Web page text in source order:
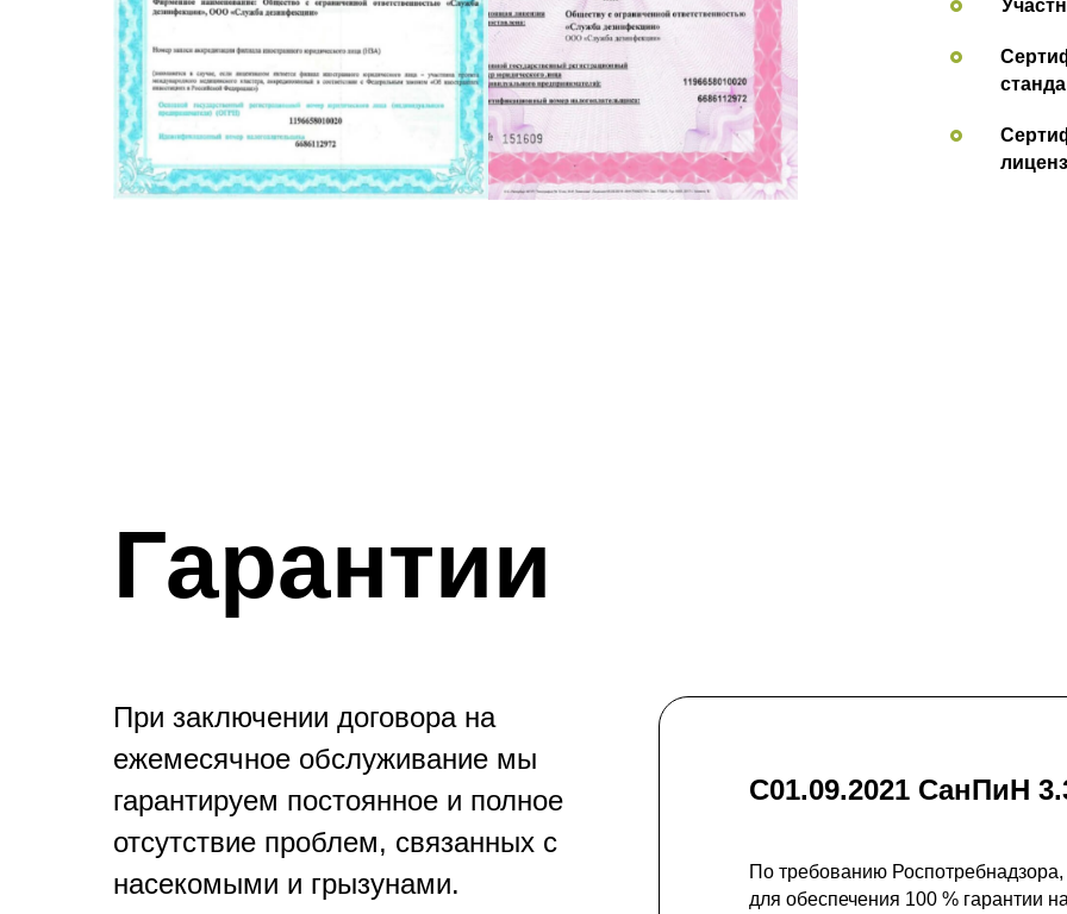
Гарантии
При заключении договора на
ежемесячное обслуживание мы
гарантируем постоянное и полное
отсутствие проблем, связанных с
насекомыми и грызунами.
С01.09.2021 СанПиН
По требованию
для обеспечения 100 % гарантии